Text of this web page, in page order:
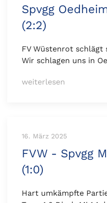
Spvgg
(2:2)
FV Wüstenrot schlägt
Wir schlagen uns in
weiterlesen
16. März 2025
FVW - Spvgg
(1:0)
Hart umkämpfte